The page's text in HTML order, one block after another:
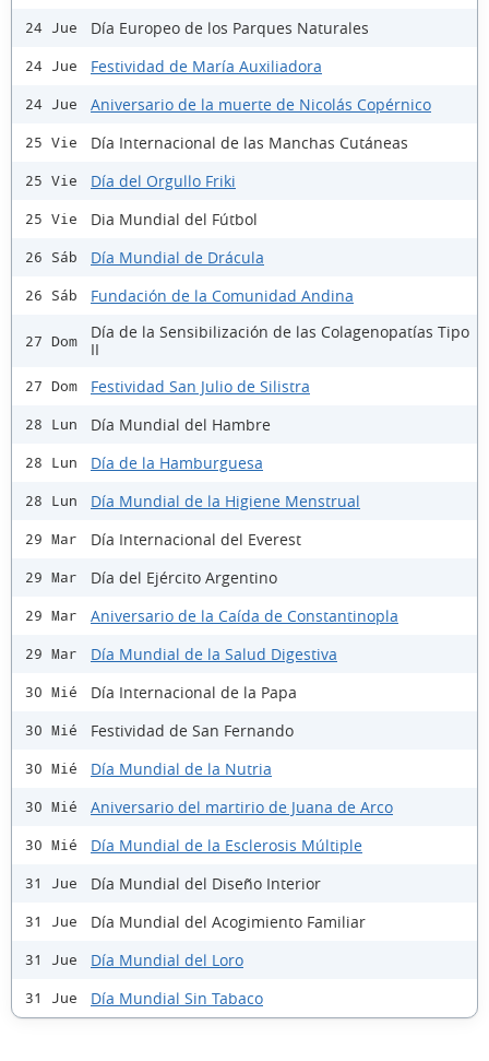
24 Jue Día Europeo de los Parques Naturales
24 Jue Festividad de María Auxiliadora
24 Jue Aniversario de la muerte de Nicolás Copérnico
25 Vie Día Internacional de las Manchas Cutáneas
25 Vie Día del Orgullo Friki
25 Vie Dia Mundial del Fútbol
26 Sáb Día Mundial de Drácula
26 Sáb Fundación de la Comunidad Andina
27 Dom
Día de la Sensibilización de las Colagenopatías Tipo
II
27 Dom Festividad San Julio de Silistra
28 Lun Día Mundial del Hambre
28 Lun Día de la Hamburguesa
28 Lun Día Mundial de la Higiene Menstrual
29 Mar Día Internacional del Everest
29 Mar Día del Ejército Argentino
29 Mar Aniversario de la Caída de Constantinopla
29 Mar Día Mundial de la Salud Digestiva
30 Mié Día Internacional de la Papa
30 Mié Festividad de San Fernando
30 Mié Día Mundial de la Nutria
30 Mié Aniversario del martirio de Juana de Arco
30 Mié Día Mundial de la Esclerosis Múltiple
31 Jue Día Mundial del Diseño Interior
31 Jue Día Mundial del Acogimiento Familiar
31 Jue Día Mundial del Loro
31 Jue Día Mundial Sin Tabaco